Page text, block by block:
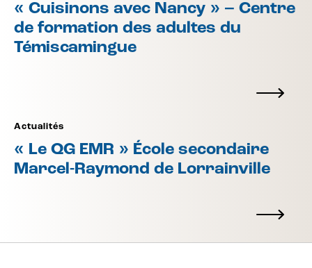
« Cuisinons avec Nancy » – Centre
de formation des adultes du
Témiscamingue
Actualités
« Le QG EMR » École secondaire
Marcel-Raymond de Lorrainville